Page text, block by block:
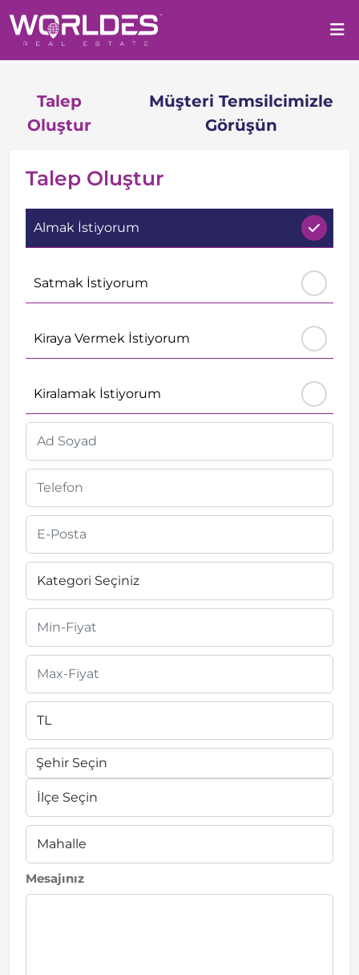
Talep
Oluştur
Müşteri Temsilcimizle
Görüşün
Talep Oluştur
Almak İstiyorum
Satmak İstiyorum
Kiraya Vermek İstiyorum
Kiralamak İstiyorum
Mesajınız